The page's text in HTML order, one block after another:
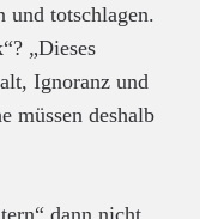
und totschlagen.
„Dieses
Ignoranz und
müssen deshalb
dann nicht